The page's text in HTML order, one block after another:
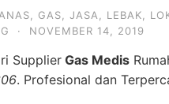
GAS JASA LEBAK
· NOVEMBER 14, 2019
Supplier Gas Medis
. Profesional dan